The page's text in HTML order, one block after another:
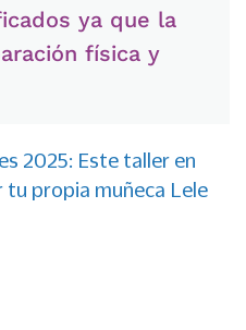
ya que la
física y
2025: Este taller en
tu propia muñeca Lele